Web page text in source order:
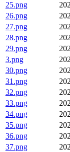
25.png
26.png
27.png
28.png
29.png
3.png
30.png
31.png
32.png
33.png
34.png
35.png
36.png
37.png